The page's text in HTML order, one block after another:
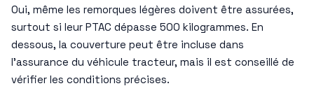
Oui, même les remorques légères doivent être assurées,
surtout si leur PTAC dépasse 500 kilogrammes. En
dessous, la couverture peut être incluse dans
l’assurance du véhicule tracteur, mais il est conseillé de
vérifier les conditions précises.